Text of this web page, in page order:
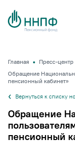
Главная
Пресс-центр
Обращение
пенсионный кабинет»
Вернуться к списку
Обращение
пенсионный